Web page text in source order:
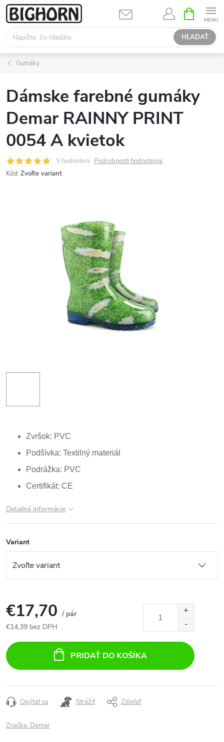
Prejsť
na
obsah
HĽADAŤ
KOŠÍK
Gumáky
Dámske farebné gumáky
Demar RAINNY PRINT
0054 A kvietok
5 hodnotení Podrobnosti hodnotenia
Kód: Zvoľte variant
Zvršok: PVC
Podšívka: Textilný materiál
Podrážka: PVC
Certifikát: CE
Detailné informácie
Variant
€17,70 / pár
€14,39 bez DPH
cena:
PRIDAŤ DO KOŠÍKA
Opýtať sa Strážiť Zdieľať
Značka: Demar